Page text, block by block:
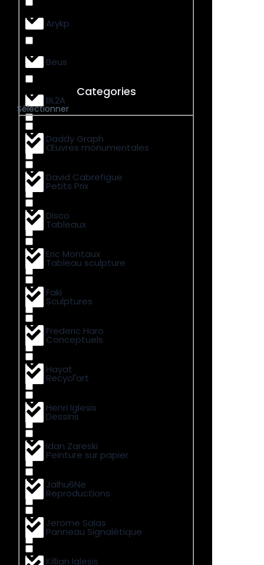
Arykp
Beus
BL2A
Daddy Graph
David Cabrefigue
Disco
Eric Montaux
Faki
Frederic Haro
Hayat
Henri Iglesis
Idan Zareski
Jalhu6Ne
Jerome Salas
Killian Iglesis
Categories
Sélectionner
Œuvres monumentales
Petits Prix
Tableaux
Tableau sculpture
Sculptures
Conceptuels
Recycl'art
Dessins
Peinture sur papier
Reproductions
Panneau Signalétique